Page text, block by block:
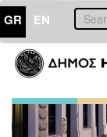
GR EN
ΔΗΜΟΣ
Δελτία
Τύπου